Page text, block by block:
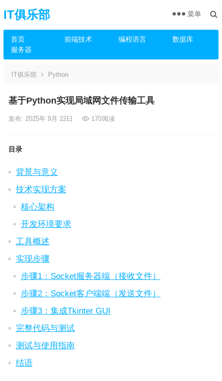
IT俱乐部
首页 前端技术 编程语言
数据库
服务器
菜单
IT俱乐部 Python
基于Python实现局域网文件传输工具
发布: 2025年 9月 22日 170阅读
目录
背景与意义
技术实现方案
核心架构
开发环境要求
工具概述
实现步骤
步骤1：Socket服务器端（接收文件）
步骤2：Socket客户端端（发送文件）
步骤3：集成Tkinter GUI
完整代码与测试
测试与使用指南
结语